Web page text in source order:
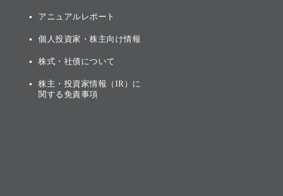
アニュアルレポート
個人投資家・株主向け情報
株式・社債について
株主・投資家情報（IR）に
関する免責事項